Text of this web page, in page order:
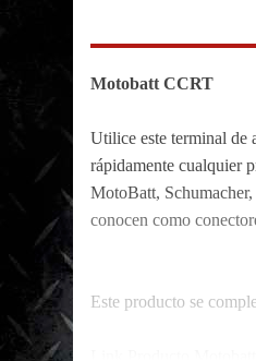
Motobatt CCRT
Utilice este terminal de
rápidamente cualquier
MotoBatt,
conocen como
Este producto se